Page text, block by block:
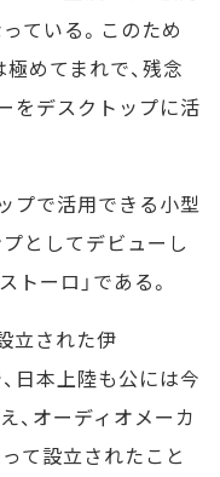
ている。このため
めてまれで、残念
をデスクトップに活
プで活用できる小型
としてデビューし
トーロ」である。
立された伊
日本上陸も公には今
、オーディオメーカ
て設立されたこと